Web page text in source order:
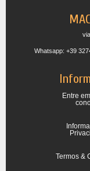
Whatsapp: +39
Entre
Termos &